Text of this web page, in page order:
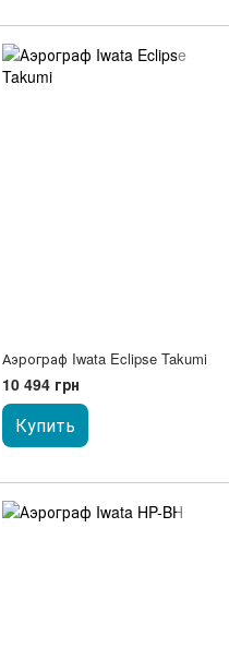
Аэрограф Iwata Eclipse Takumi
10 494 грн
Купить